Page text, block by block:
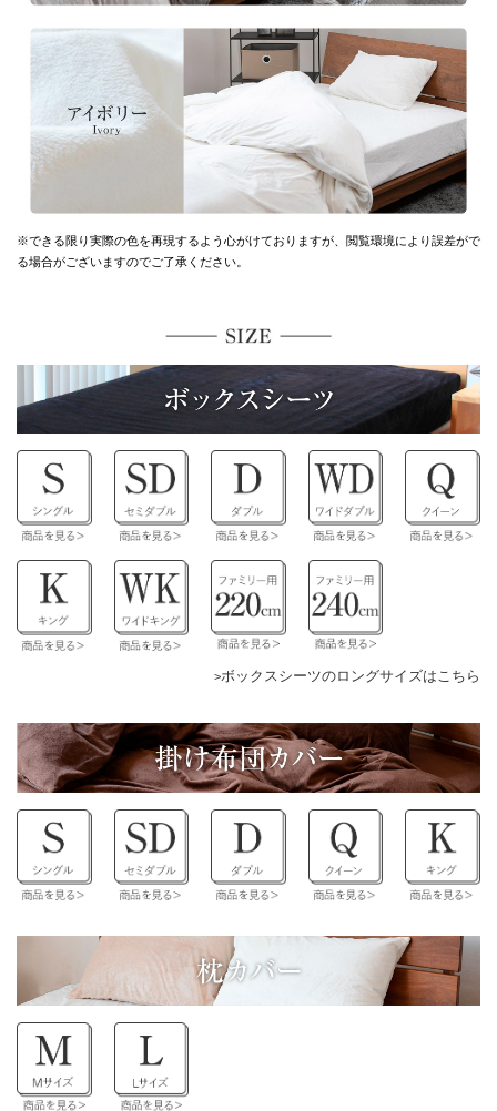
※できる限り実際の色を再現するよう心がけておりますが、 閲覧環境により誤差がで
る場合がございますのでご了承ください。
ボックスシーツのロングサイズはこちら